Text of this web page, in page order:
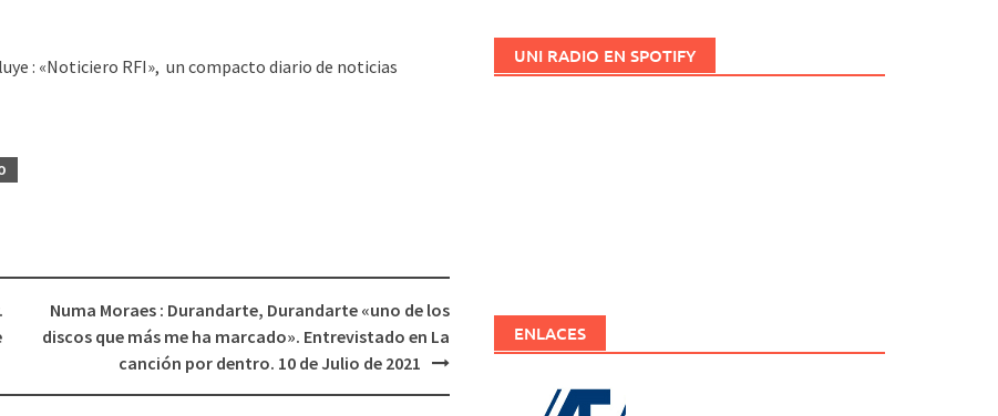
: «Noticiero RFI», un compacto diario de noticias
Numa Moraes : Durandarte, Durandarte «uno de los
discos que más me ha marcado». Entrevistado en La
canción por dentro. 10 de Julio de 2021
UNI RADIO EN SPOTIFY
ENLACES